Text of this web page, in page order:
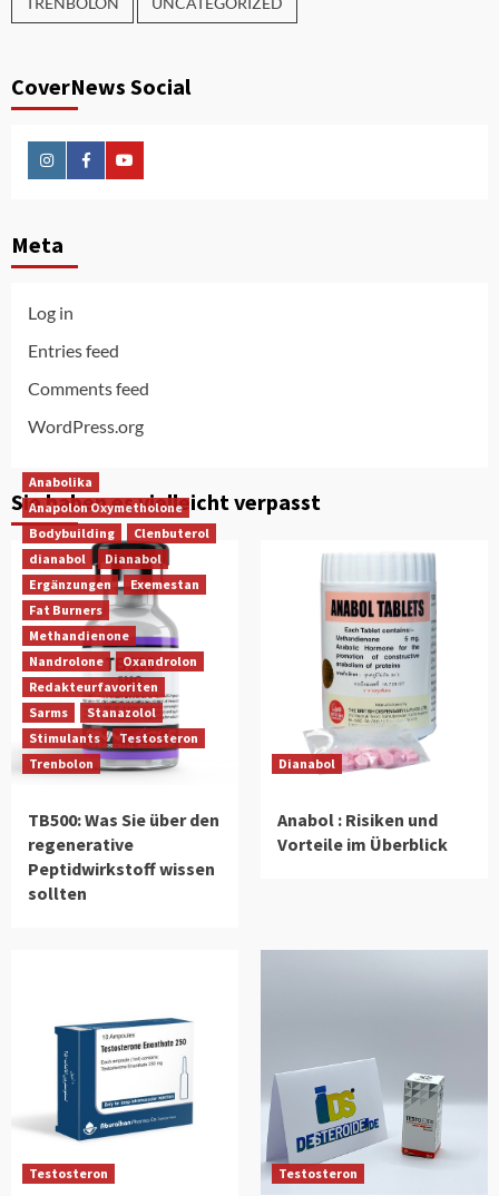
CoverNews Social
InstagramFacebookYoutube
Meta
Log in
Entries feed
Comments feed
WordPress.org
Sie haben es vielleicht verpasst
Anabolika
Anapolon Oxymetholone
Bodybuilding
Clenbuterol
dianabol
Dianabol
Ergänzungen
Exemestan
Fat Burners
Methandienone
Nandrolone
Oxandrolon
Redakteurfavoriten
Sarms
Stanazolol
Stimulants
Testosteron
Trenbolon
TB500: Was Sie über den
regenerative
Peptidwirkstoff wissen
sollten
Dianabol
Anabol : Risiken und
Vorteile im Überblick
Testosteron Testosteron